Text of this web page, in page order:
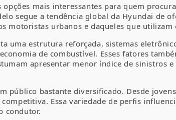
mais interessantes para quem
segue a tendência global da Hyundai de
motoristas urbanos e daqueles que
uma estrutura reforçada, sistemas
de combustível. Esses fatores
apresentar menor índice de sinistros
público bastante diversificado. Desde
Essa variedade de perfis
condutor.